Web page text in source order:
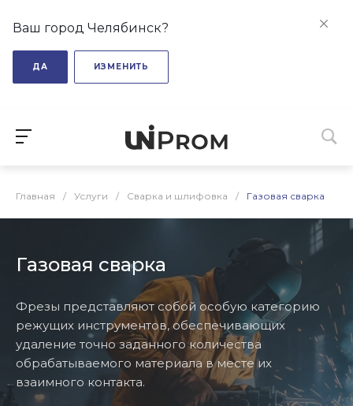
Ваш город Челябинск?
ДА ИЗМЕНИТЬ
Главная / Услуги / Сварка и шлифовка / Газовая сварка
Газовая сварка
Фрезы представляют собой особую категорию
режущих инструментов, обеспечивающих
удаление точно заданного количества
обрабатываемого материала в месте их
взаимного контакта.